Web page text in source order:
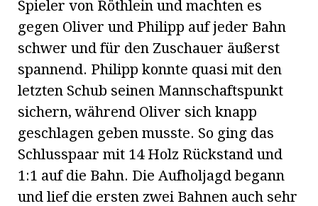
Spieler von Röthlein und machten es
gegen Oliver und Philipp auf jeder Bahn
schwer und für den Zuschauer äußerst
spannend. Philipp konnte quasi mit den
letzten Schub seinen Mannschaftspunkt
sichern, während Oliver sich knapp
geschlagen geben musste. So ging das
Schlusspaar mit 14 Holz Rückstand und
1:1 auf die Bahn. Die Aufholjagd begann
und lief die ersten zwei Bahnen auch sehr